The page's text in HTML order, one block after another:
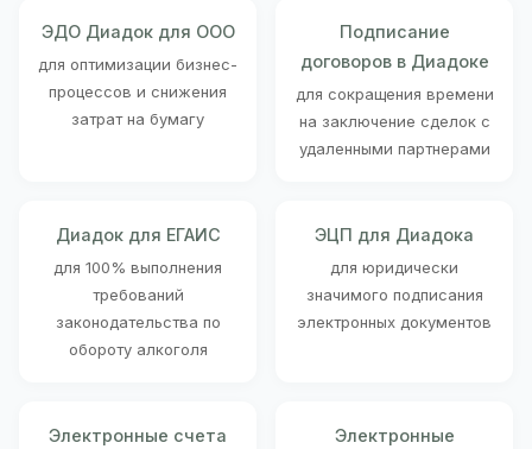
ЭДО Диадок для ООО
для оптимизации бизнес-
процессов и снижения
затрат на бумагу
Подписание
договоров в Диадоке
для сокращения времени
на заключение сделок с
удаленными партнерами
Диадок для ЕГАИС
для 100% выполнения
требований
законодательства по
обороту алкоголя
ЭЦП для Диадока
для юридически
значимого подписания
электронных документов
Электронные счета
Электронные